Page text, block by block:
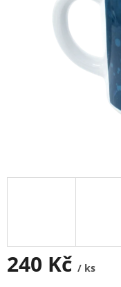
240 Kč / ks